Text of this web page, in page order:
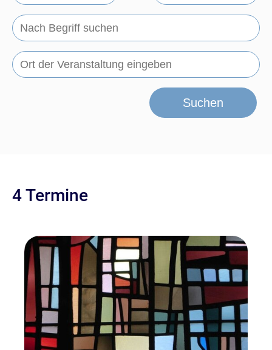
Suchen
4 Termine